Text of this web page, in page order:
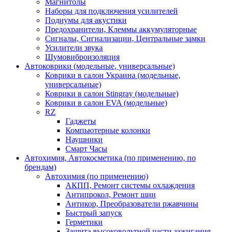
Магнитолы
Наборы для подключения усилителей
Подиумы для акустики
Предохранители, Клеммы аккумуляторные
Сигналы, Сигнализации, Центральные замки
Усилители звука
Шумовиброизоляция
Автоковрики (модельные, универсальные)
Коврики в салон Украина (модельные,
универсальные)
Коврики в салон Stingray (модельные)
Коврики в салон EVA (модельные)
RZ
Гаджеты
Компьютерные колонки
Наушники
Смарт Часы
Автохимия, Автокосметика (по применению, по
брендам)
Автохимия (по применению)
АКПП, Ремонт системы охлаждения
Антипрокол, Ремонт шин
Антикор, Преобразователи ржавчины
Быстрый запуск
Герметики